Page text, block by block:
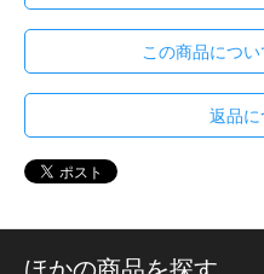
この商品につ
返品に